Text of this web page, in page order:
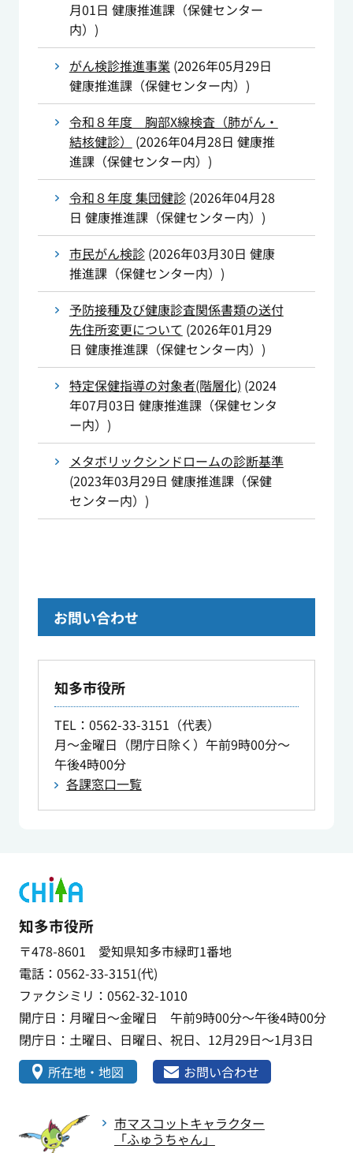
月01日 健康推進課（保健センター
内） )
がん検診推進事業 (2026年05月29日
健康推進課（保健センター内） )
令和８年度 胸部X線検査（肺がん・
結核健診）
(2026年04月28日 健康推
進課（保健センター内） )
令和８年度 集団健診(2026年04月28
日 健康推進課（保健センター内） )
市民がん検診(2026年03月30日 健康
推進課（保健センター内） )
予防接種及び健康診査関係書類の送付
先住所変更について (2026年01月29
日 健康推進課（保健センター内） )
特定保健指導の対象者(階層化) (2024
年07月03日 健康推進課（保健センタ
ー内） )
メタボリックシンドロームの診断基準
(2023年03月29日 健康推進課（保健
センター内） )
お問い合わせ
知多市役所
TEL：0562-33-3151（代表）
月～金曜日（閉庁日除く）午前9時00分～
午後4時00分
各課窓口一覧
知多市役所
〒478-8601 愛知県知多市緑町1番地
電話：0562-33-3151(代)
ファクシミリ：0562-32-1010
開庁日：月曜日～金曜日 午前9時00分～午後4時00分
閉庁日：土曜日、日曜日、祝日、12月29日～1月3日
所在地・地図
お問い合わせ
市マスコットキャラクター
「ふゅうちゃん」